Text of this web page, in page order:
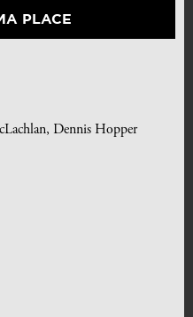
PLACE
Dennis Hopper